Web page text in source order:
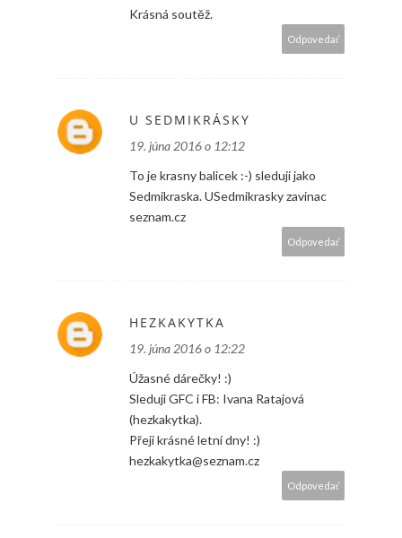
Krásná soutěž.
Odpovedať
U SEDMIKRÁSKY
19. júna 2016 o 12:12
To je krasny balicek :-) sleduji jako
Sedmikraska. USedmikrasky zavinac
seznam.cz
Odpovedať
HEZKAKYTKA
19. júna 2016 o 12:22
Úžasné dárečky! :)
Sleduji GFC i FB: Ivana Ratajová
(hezkakytka).
Přeji krásné letní dny! :)
hezkakytka@seznam.cz
Odpovedať